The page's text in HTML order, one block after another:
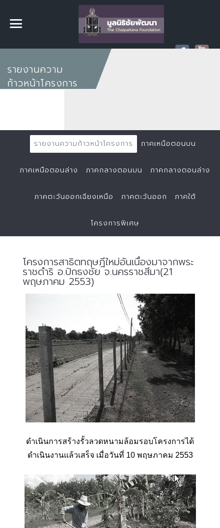
รายงานความ
ก้าวหน้าโครงการ
รายงานความก้าวหน้าโครงการ ภาคเหนือตอนบน
ภาคเหนือตอนล่าง ภาคกลางตอนบน ภาคกลางตอนล่าง
ภาคตะวันออกเฉียงเหนือ ภาคตะวันออก ภาคใต้
โครงการพิเศษ
โครงการสาธิตทฤษฎีใหม่อันเนื่องมาจากพระ
ราชดำริ อ.ปักธงชัย จ.นครราชสีมา(21
พฤษภาคม 2553)
ดำเนินการสร้างรั้วลวดหนามล้อมรอบโครงการได้
ดำเนินงานแล้วเสร็จ เมื่อวันที่ 10 พฤษภาคม 2553